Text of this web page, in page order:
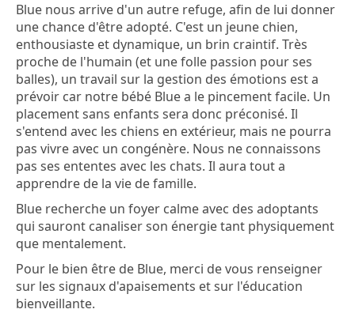
Blue nous arrive d'un autre refuge, afin de lui donner
une chance d'être adopté. C'est un jeune chien,
enthousiaste et dynamique, un brin craintif. Très
proche de l'humain (et une folle passion pour ses
balles), un travail sur la gestion des émotions est a
prévoir car notre bébé Blue a le pincement facile. Un
placement sans enfants sera donc préconisé. Il
s'entend avec les chiens en extérieur, mais ne pourra
pas vivre avec un congénère. Nous ne connaissons
pas ses ententes avec les chats. Il aura tout a
apprendre de la vie de famille.
Blue recherche un foyer calme avec des adoptants
qui sauront canaliser son énergie tant physiquement
que mentalement.
Pour le bien être de Blue, merci de vous renseigner
sur les signaux d'apaisements et sur l'éducation
bienveillante.